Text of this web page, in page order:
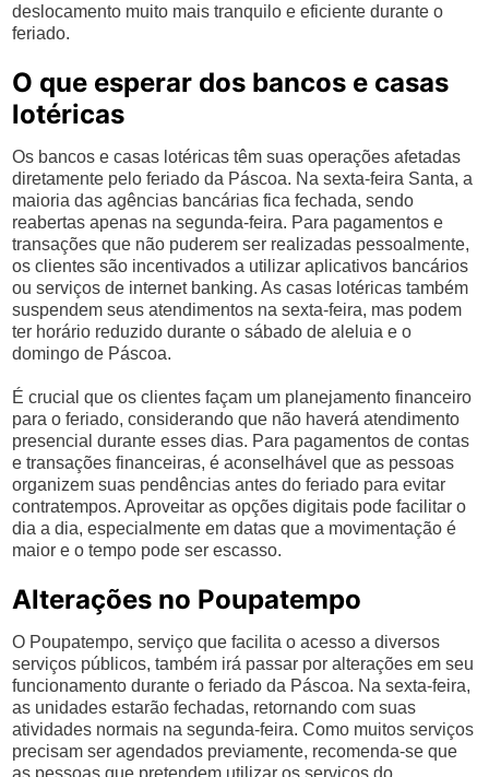
deslocamento muito mais tranquilo e eficiente durante o
feriado.
O que esperar dos bancos e casas
lotéricas
Os bancos e casas lotéricas têm suas operações afetadas
diretamente pelo feriado da Páscoa. Na sexta-feira Santa, a
maioria das agências bancárias fica fechada, sendo
reabertas apenas na segunda-feira. Para pagamentos e
transações que não puderem ser realizadas pessoalmente,
os clientes são incentivados a utilizar aplicativos bancários
ou serviços de internet banking. As casas lotéricas também
suspendem seus atendimentos na sexta-feira, mas podem
ter horário reduzido durante o sábado de aleluia e o
domingo de Páscoa.
É crucial que os clientes façam um planejamento financeiro
para o feriado, considerando que não haverá atendimento
presencial durante esses dias. Para pagamentos de contas
e transações financeiras, é aconselhável que as pessoas
organizem suas pendências antes do feriado para evitar
contratempos. Aproveitar as opções digitais pode facilitar o
dia a dia, especialmente em datas que a movimentação é
maior e o tempo pode ser escasso.
Alterações no Poupatempo
O Poupatempo, serviço que facilita o acesso a diversos
serviços públicos, também irá passar por alterações em seu
funcionamento durante o feriado da Páscoa. Na sexta-feira,
as unidades estarão fechadas, retornando com suas
atividades normais na segunda-feira. Como muitos serviços
precisam ser agendados previamente, recomenda-se que
as pessoas que pretendem utilizar os serviços do